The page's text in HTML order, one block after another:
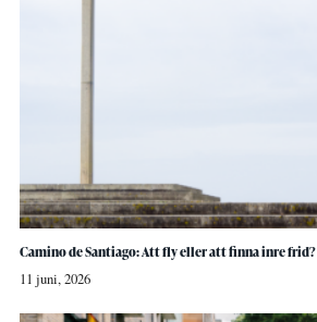
Camino de Santiago: Att fly eller att finna inre frid?
11 juni, 2026